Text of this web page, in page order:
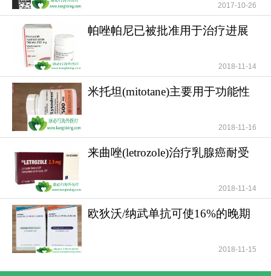
2017-10-26
帕唑帕尼已被批准用于治疗进展
2018-11-14
米托坦(mitotane)主要用于功能性
2018-11-16
来曲唑(letrozole)治疗乳腺癌耐受
2018-11-14
欧狄沃/纳武单抗可使16%的晚期
2018-11-15